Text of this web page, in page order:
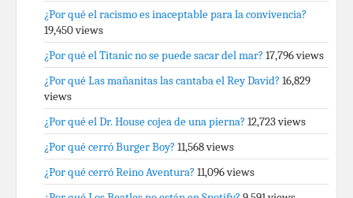
¿Por qué el racismo es inaceptable para la convivencia?
19,450 views
¿Por qué el Titanic no se puede sacar del mar? 17,796 views
¿Por qué Las mañanitas las cantaba el Rey David? 16,829
views
¿Por qué el Dr. House cojea de una pierna? 12,723 views
¿Por qué cerró Burger Boy? 11,568 views
¿Por qué cerró Reino Aventura? 11,096 views